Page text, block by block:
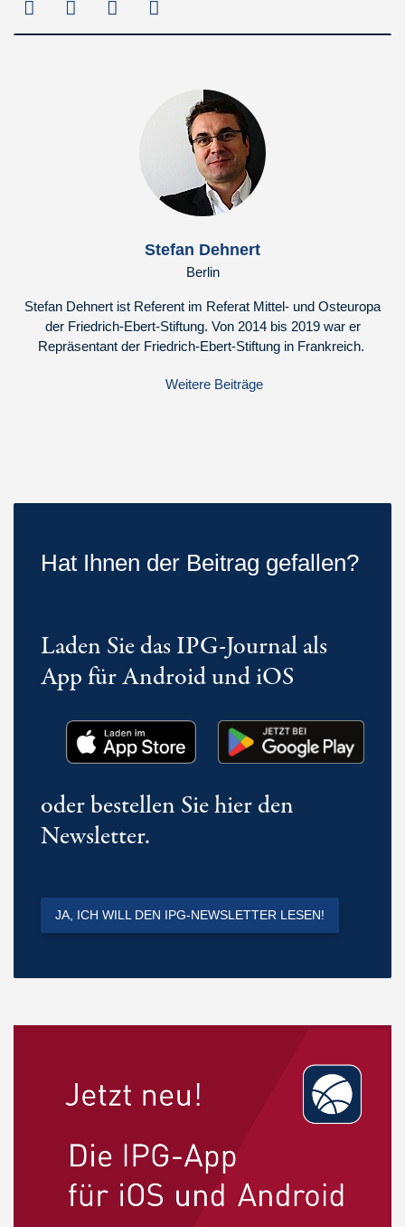
Stefan Dehnert
Berlin
Stefan Dehnert ist Referent im Referat Mittel- und Osteuropa
der Friedrich-Ebert-Stiftung. Von 2014 bis 2019 war er
Repräsentant der Friedrich-Ebert-Stiftung in Frankreich.
Weitere Beiträge
Hat Ihnen der Beitrag gefallen?
Laden Sie das IPG-Journal als
App für Android und iOS
oder bestellen Sie hier den
Newsletter.
JA, ICH WILL DEN IPG-NEWSLETTER LESEN!